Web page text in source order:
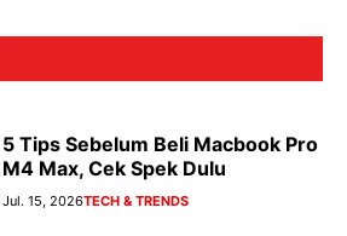
5 Tips Sebelum Beli Macbook Pro
M4 Max, Cek Spek Dulu
Jul. 15, 2026TECH & TRENDS